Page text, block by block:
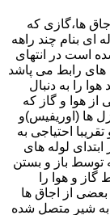
ها،گازی که
ای بنام چند راهه
است در انتهای
های رابط می پاشد
را به دنبال
هوا و گاز که
ها (اوریفیس)و
احتیاجی به
لوله های
توسط باز و بستن
و هوا را
بعضی از اجاق ها
به شیر متصل شده